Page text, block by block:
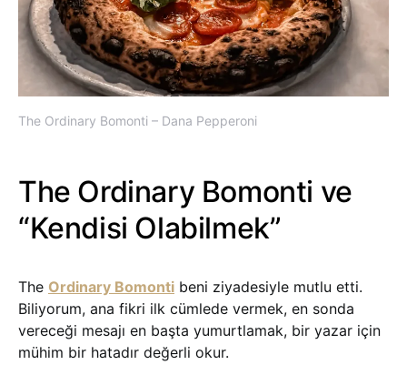
The Ordinary Bomonti – Dana Pepperoni
The Ordinary Bomonti ve
“Kendisi Olabilmek”
The Ordinary Bomonti beni ziyadesiyle mutlu etti.
Biliyorum, ana fikri ilk cümlede vermek, en sonda
vereceği mesajı en başta yumurtlamak, bir yazar için
mühim bir hatadır değerli okur.